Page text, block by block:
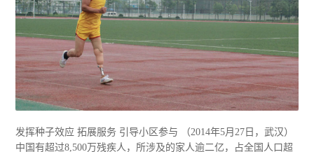
发挥种子效应 拓展服务 引导小区参与 （2014年5月27日，武汉）
中国有超过8,500万残疾人，所涉及的家人逾二亿，占全国人口超